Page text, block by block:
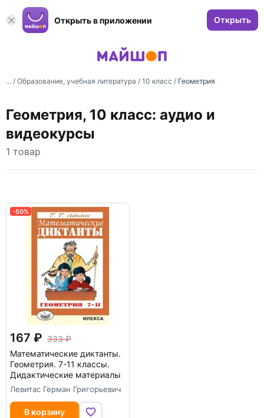
Открыть в приложении Открыть
... / Образование, учебная литература / 10 класс / Геометрия
Геометрия, 10 класс: аудио и
видеокурсы
1 товар
-50%
167
333
Математические диктанты.
Геометрия. 7-11 классы.
Дидактические материалы
Левитас Герман Григорьевич
В корзину